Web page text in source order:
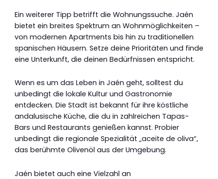
Ein weiterer Tipp betrifft die Wohnungssuche. Jaén
bietet ein breites Spektrum an Wohnmöglichkeiten –
von modernen Apartments bis hin zu traditionellen
spanischen Häusern. Setze deine Prioritäten und finde
eine Unterkunft, die deinen Bedürfnissen entspricht.
Wenn es um das Leben in Jaén geht, solltest du
unbedingt die lokale Kultur und Gastronomie
entdecken. Die Stadt ist bekannt für ihre köstliche
andalusische Küche, die du in zahlreichen Tapas-
Bars und Restaurants genießen kannst. Probier
unbedingt die regionale Spezialität „aceite de oliva“,
das berühmte Olivenöl aus der Umgebung.
Jaén bietet auch eine Vielzahl an